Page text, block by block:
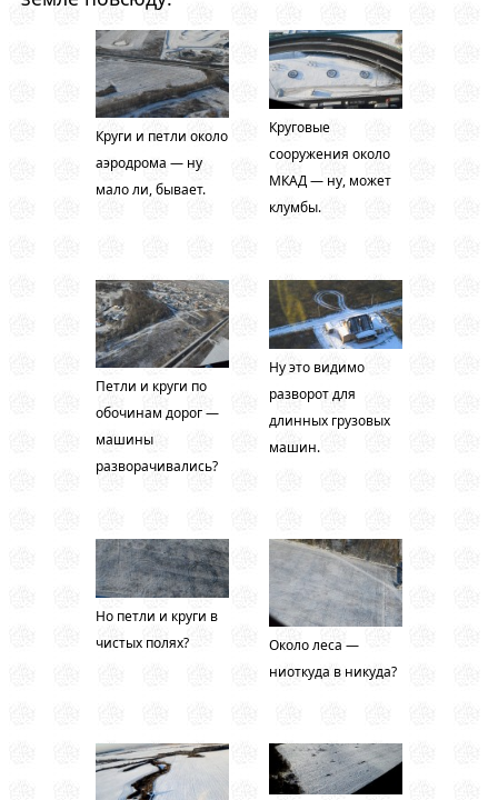
Круги и петли около
аэродрома — ну
мало ли, бывает.
Круговые
сооружения около
МКАД — ну, может
клумбы.
Петли и круги по
обочинам дорог —
машины
разворачивались?
Ну это видимо
разворот для
длинных грузовых
машин.
Но петли и круги в
чистых полях?
Около леса —
ниоткуда в никуда?